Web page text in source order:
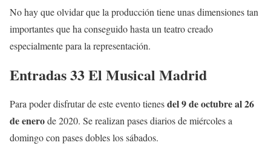
No hay que olvidar que la producción tiene unas dimensiones tan
importantes que ha conseguido hasta un teatro creado
especialmente para la representación.
Entradas 33 El Musical Madrid
Para poder disfrutar de este evento tienesdel 9 de octubre al 26
de enerode 2020. Se realizan pases diarios de miércoles a
domingo con pases dobles los sábados.